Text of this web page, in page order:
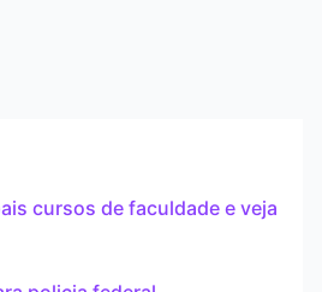
cursos de faculdade e veja